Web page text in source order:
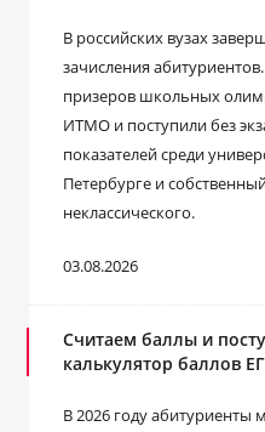
В российских вузах
зачисления
призеров школьных
ИТМО и поступили без
показателей среди
Петербурге и
неклассического.
03.08.2026
Считаем баллы и
калькулятор баллов
В 2026 году абитуриенты